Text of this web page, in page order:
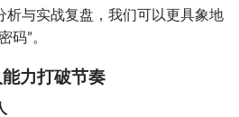
析与实战复盘，我们可以更具象地
码”。
力打破节奏